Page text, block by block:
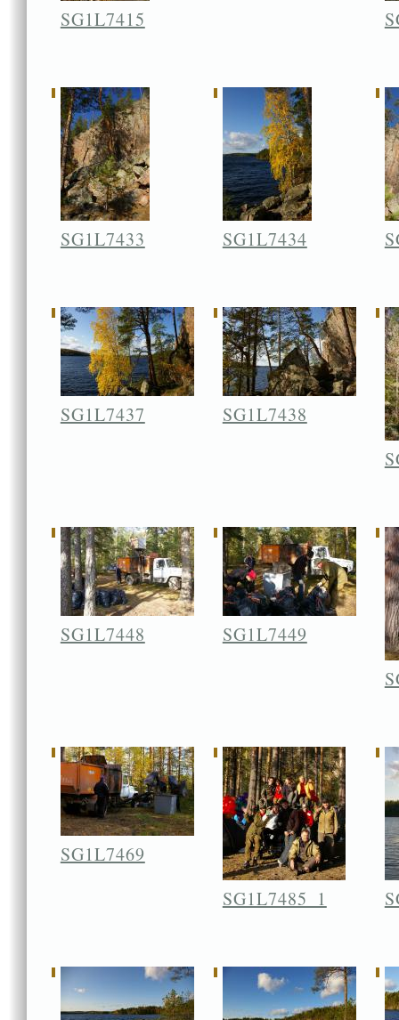
SG1L7415
SG1L7433 SG1L7434
SG1L7437
SG1L7438
SG1L7448
SG1L7449
SG1L7469
SG1L7485_1